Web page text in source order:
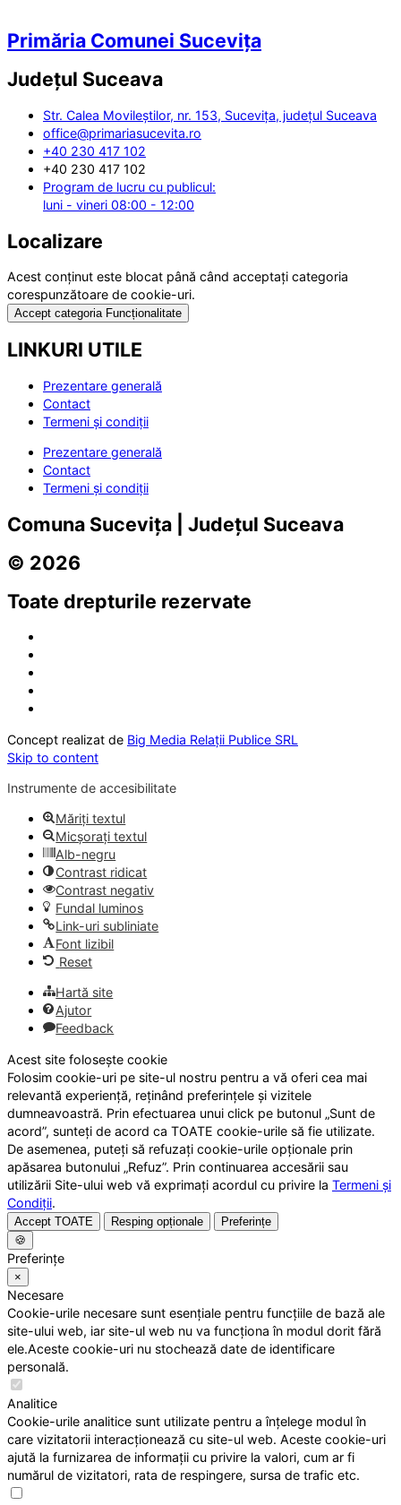
Primăria Comunei Sucevița
Județul Suceava
Str. Calea Movileștilor, nr. 153, Sucevița, județul Suceava
office@primariasucevita.ro
+40 230 417 102
+40 230 417 102
Program de lucru cu publicul:
luni - vineri 08:00 - 12:00
Localizare
Acest conținut este blocat până când acceptați categoria
corespunzătoare de cookie-uri.
Accept categoria Funcționalitate
LINKURI UTILE
Prezentare generală
Contact
Termeni și condiții
Prezentare generală
Contact
Termeni și condiții
Comuna Sucevița | Județul Suceava
© 2026
Toate drepturile rezervate
Concept realizat de Big Media Relații Publice SRL
Skip to content
Instrumente de accesibilitate
Măriți textul
Micșorați textul
Alb-negru
Contrast ridicat
Contrast negativ
Fundal luminos
Link-uri subliniate
Font lizibil
Reset
Hartă site
Ajutor
Feedback
Acest site folosește cookie
Folosim cookie-uri pe site-ul nostru pentru a vă oferi cea mai
relevantă experiență, reținând preferințele și vizitele
dumneavoastră. Prin efectuarea unui click pe butonul „Sunt de
acord”, sunteți de acord ca TOATE cookie-urile să fie utilizate.
De asemenea, puteți să refuzați cookie-urile opționale prin
apăsarea butonului „Refuz”. Prin continuarea accesării sau
utilizării Site-ului web vă exprimați acordul cu privire la Termeni și
Condiții.
Accept TOATE Resping opționale
Preferințe
🍪
Preferințe
×
Necesare
Cookie-urile necesare sunt esențiale pentru funcțiile de bază ale
site-ului web, iar site-ul web nu va funcționa în modul dorit fără
ele.Aceste cookie-uri nu stochează date de identificare
personală.
Analitice
Cookie-urile analitice sunt utilizate pentru a înțelege modul în
care vizitatorii interacționează cu site-ul web. Aceste cookie-uri
ajută la furnizarea de informații cu privire la valori, cum ar fi
numărul de vizitatori, rata de respingere, sursa de trafic etc.